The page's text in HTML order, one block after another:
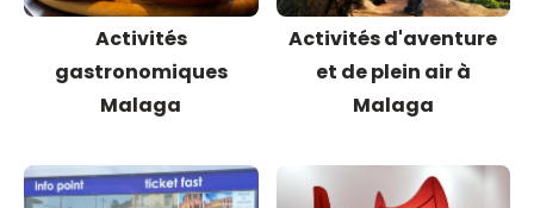
Activités
gastronomiques
Malaga
Activités d'aventure
et de plein air à
Malaga